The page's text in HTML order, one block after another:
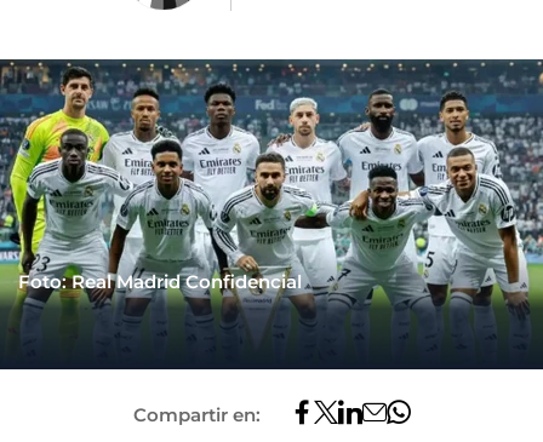
Foto: Real Madrid Confidencial
Compartir en: